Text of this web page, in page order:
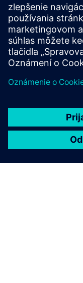
Pridajte sa k nám
na lepší zajtrajšok!